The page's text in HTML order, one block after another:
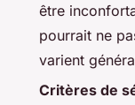
être
pourrait ne
varient
Critères de